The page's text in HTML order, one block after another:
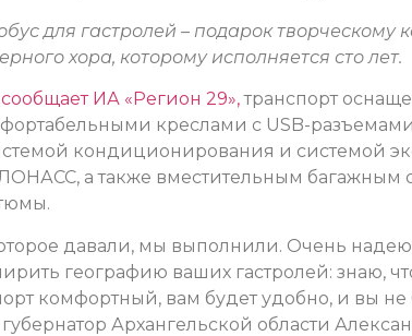
для гастролей – подарок творческому
хора, которому исполняется сто лет.
сообщает ИА «Регион 29»,транспорт
креслами с USB-
кондиционирования и системой
а также вместительным багажным
давали, мы выполнили. Очень
географию ваших гастролей: знаю,
комфортный, вам будет удобно, и вы не
Архангельской области